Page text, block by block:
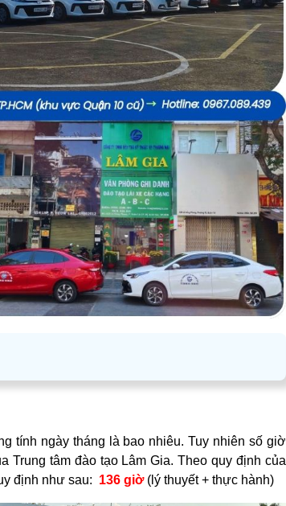
tính ngày tháng là bao nhiêu. Tuy nhiên số giờ
tâm đào tạo Lâm Gia. Theo quy định của
định như sau: 136 giờ(lý thuyết + thực hành)